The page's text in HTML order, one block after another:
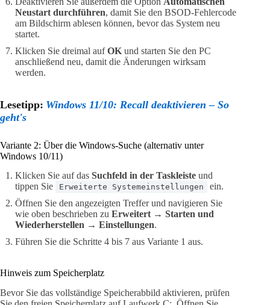
Neustart durchführen, damit Sie den BSOD-Fehlercode
am Bildschirm ablesen können, bevor das System neu
startet.
Klicken Sie dreimal aufOK und starten Sie den PC
anschließend neu, damit die Änderungen wirksam
werden.
Lesetipp: Windows 11/10: Recall deaktivieren – So
geht's
Variante 2: Über die Windows-Suche (alternativ unter
Windows 10/11)
Klicken Sie auf das Suchfeld in der Taskleiste und
tippen Sie
Erweiterte Systemeinstellungen
ein.
Öffnen Sie den angezeigten Treffer und navigieren Sie
wie oben beschrieben zu Erweitert → Starten und
Wiederherstellen → Einstellungen.
Führen Sie die Schritte 4 bis 7 aus Variante 1 aus.
Hinweis zum Speicherplatz
Bevor Sie das vollständige Speicherabbild aktivieren, prüfen